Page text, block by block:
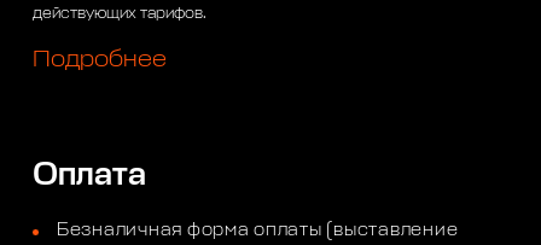
действующих тарифов.
Подробнее
Оплата
Безналичная форма оплаты (выставление